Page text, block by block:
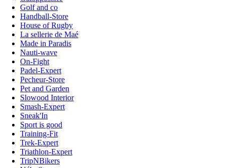
Golf and co
Handball-Store
House of Rugby
La sellerie de Maé
Made in Paradis
Nauti-wave
On-Fight
Padel-Expert
Pecheur-Store
Pet and Garden
Slowood Interior
Smash-Expert
Sneak'In
Sport is good
Training-Fit
Trek-Expert
Triathlon-Expert
TripNBikers